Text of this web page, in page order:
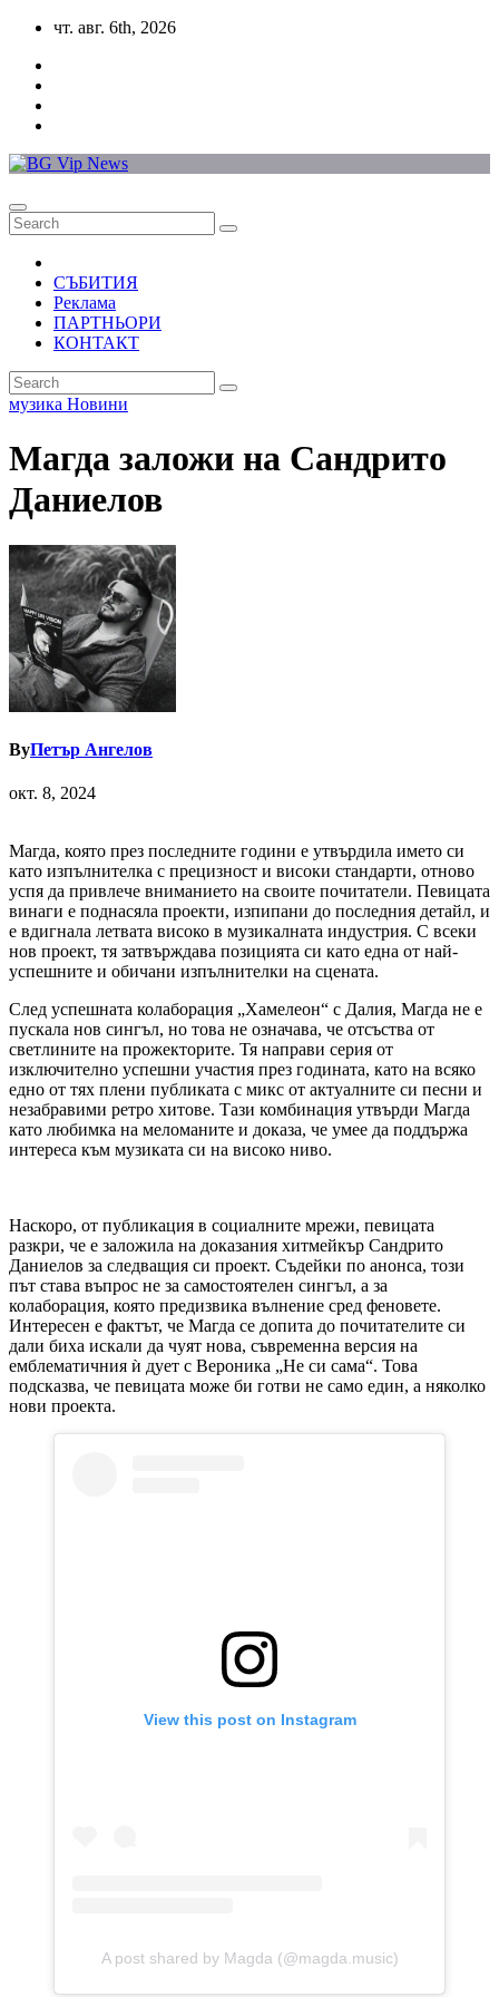
Skip
content
чт. авг. 6th, 2026
СЪБИТИЯ
Реклама
ПАРТНЬОРИ
КОНТАКТ
музика Новини
Магда заложи на Сандрито
Даниелов
ByПетър Ангелов
окт. 8, 2024
Магда, която през последните години е утвърдила името си
като изпълнителка с прецизност и високи стандарти, отново
успя да привлече вниманието на своите почитатели. Певицата
винаги е поднасяла проекти, изпипани до последния детайл, и
е вдигнала летвата високо в музикалната индустрия. С всеки
нов проект, тя затвърждава позицията си като една от най-
успешните и обичани изпълнителки на сцената.
След успешната колаборация „Хамелеон“ с Далия, Магда не е
пускала нов сингъл, но това не означава, че отсъства от
светлините на прожекторите. Тя направи серия от
изключително успешни участия през годината, като на всяко
едно от тях плени публиката с микс от актуалните си песни и
незабравими ретро хитове. Тази комбинация утвърди Магда
като любимка на меломаните и доказа, че умее да поддържа
интереса към музиката си на високо ниво.
Наскоро, от публикация в социалните мрежи, певицата
разкри, че е заложила на доказания хитмейкър Сандрито
Даниелов за следващия си проект. Съдейки по анонса, този
път става въпрос не за самостоятелен сингъл, а за
колаборация, която предизвика вълнение сред феновете.
Интересен е фактът, че Магда се допита до почитателите си
дали биха искали да чуят нова, съвременна версия на
емблематичния ѝ дует с Вероника „Не си сама“. Това
подсказва, че певицата може би готви не само един, а няколко
нови проекта.
View this post on Instagram
A post shared by Magda (@magda.music)